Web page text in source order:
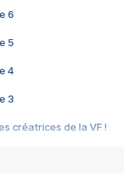
6
5
4
3
créatrices de la VF !